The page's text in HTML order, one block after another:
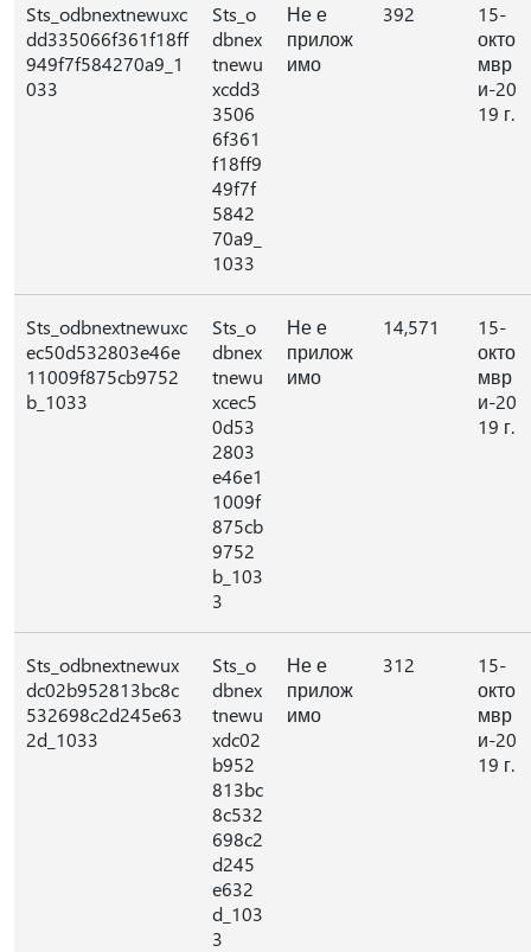
Sts_odbnextnewuxc
dd335066f361f18ff
949f7f584270a9_1
033
Sts_o
dbnex
tnewu
xcdd3
3506
6f361
f18ff9
49f7f
5842
70a9_
1033
Не е
прилож
имо
392
15-
окто
мвр
и-20
19 г.
Sts_odbnextnewuxc
ec50d532803e46e
11009f875cb9752
b_1033
Sts_o
dbnex
tnewu
xcec5
0d53
2803
e46e1
1009f
875cb
9752
b_103
3
Не е
прилож
имо
14,571
15-
окто
мвр
и-20
19 г.
Sts_odbnextnewux
dc02b952813bc8c
532698c2d245e63
2d_1033
Sts_o
dbnex
tnewu
xdc02
b952
813bc
8c532
698c2
d245
e632
d_103
3
Не е
прилож
имо
312
15-
окто
мвр
и-20
19 г.